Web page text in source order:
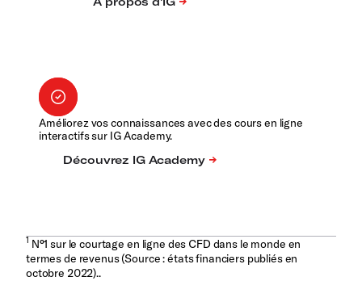
Améliorez vos connaissances avec des cours en ligne
interactifs sur IG Academy.
1N°1 sur le courtage en ligne des CFD dans le monde en
termes de revenus (Source : états financiers publiés en
octobre 2022)..